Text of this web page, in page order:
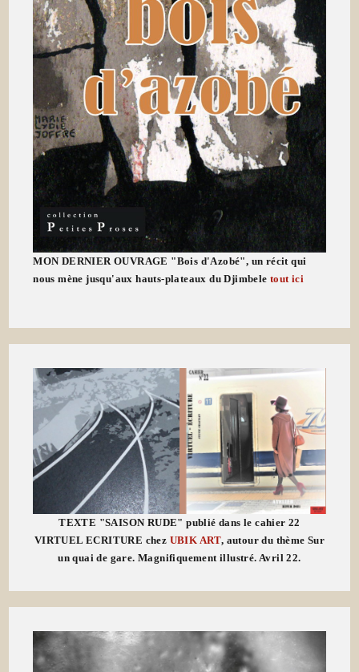
MON DERNIER OUVRAGE "Bois d'Azobé", un récit qui
nous mène jusqu'aux hauts-plateaux du Djimbeletout ici
TEXTE "SAISON RUDE" publié dans le cahier 22
VIRTUEL ECRITURE chez UBIK ART, autour du thème Sur
un quai de gare. Magnifiquement illustré. Avril 22.